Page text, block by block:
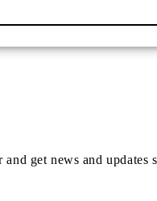
and get news and